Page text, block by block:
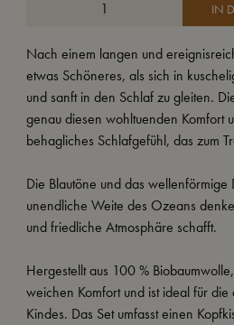
IN
Nach einem langen und
etwas Schöneres, als sich in
und sanft in den Schlaf zu gleiten.
genau diesen wohltuenden Komfort
behagliches Schlafgefühl, das zum
Die Blautöne und das wellenförmige
unendliche Weite des Ozeans
und friedliche Atmosphäre schafft.
Hergestellt aus 100 %
weichen Komfort und ist ideal für
Kindes. Das Set umfasst einen